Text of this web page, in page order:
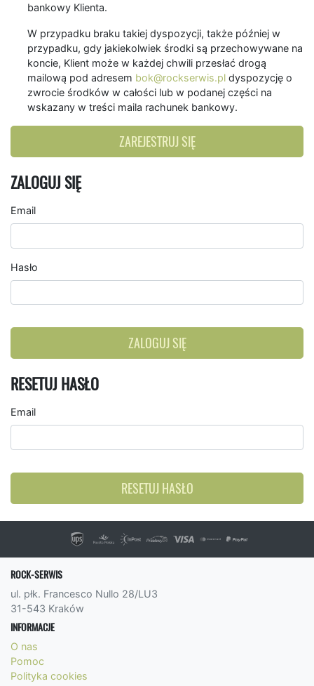
bankowy Klienta.
W przypadku braku takiej dyspozycji, także później w
przypadku, gdy jakiekolwiek środki są przechowywane na
koncie, Klient może w każdej chwili przesłać drogą
mailową pod adresem bok@rockserwis.pl dyspozycję o
zwrocie środków w całości lub w podanej części na
wskazany w treści maila rachunek bankowy.
ZAREJESTRUJ SIĘ
ZALOGUJ SIĘ
Email
Hasło
ZALOGUJ SIĘ
RESETUJ HASŁO
Email
RESETUJ HASŁO
ROCK-SERWIS
ul. płk. Francesco Nullo 28/LU3
31-543 Kraków
INFORMACJE
O nas
Pomoc
Polityka cookies